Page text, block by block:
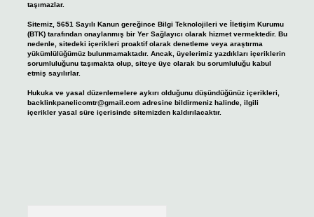
taşımazlar.
Sitemiz, 5651 Sayılı Kanun gereğince Bilgi Teknolojileri ve İletişim Kurumu
(BTK) tarafından onaylanmış bir Yer Sağlayıcı olarak hizmet vermektedir. Bu
nedenle, sitedeki içerikleri proaktif olarak denetleme veya araştırma
yükümlülüğümüz bulunmamaktadır. Ancak, üyelerimiz yazdıkları içeriklerin
sorumluluğunu taşımakta olup, siteye üye olarak bu sorumluluğu kabul
etmiş sayılırlar.
Hukuka ve yasal düzenlemelere aykırı olduğunu düşündüğünüz içerikleri,
backlinkpanelicomtr@gmail.comadresine bildirmeniz halinde, ilgili
içerikler yasal süre içerisinde sitemizden kaldırılacaktır.